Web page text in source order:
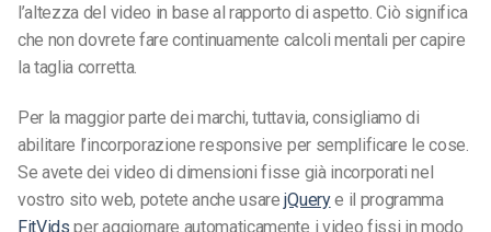
l’altezza del video in base al rapporto di aspetto. Ciò significa
che non dovrete fare continuamente calcoli mentali per capire
la taglia corretta.
Per la maggior parte dei marchi, tuttavia, consigliamo di
abilitare l’incorporazione responsive per semplificare le cose.
Se avete dei video di dimensioni fisse già incorporati nel
vostro sito web, potete anche usarejQuerye il programma
FitVids per aggiornare automaticamente i video fissi in modo